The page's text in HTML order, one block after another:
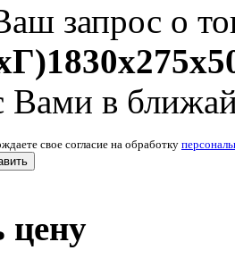
запрос о
Вами в
свое согласие на обработку
цену